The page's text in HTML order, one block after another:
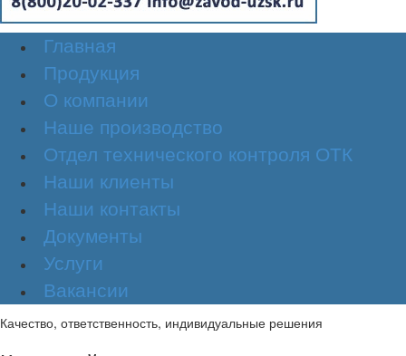
Главная
Продукция
О компании
Наше производство
Отдел технического контроля ОТК
Наши клиенты
Наши контакты
Документы
Услуги
Вакансии
Качество, ответственность, индивидуальные решения